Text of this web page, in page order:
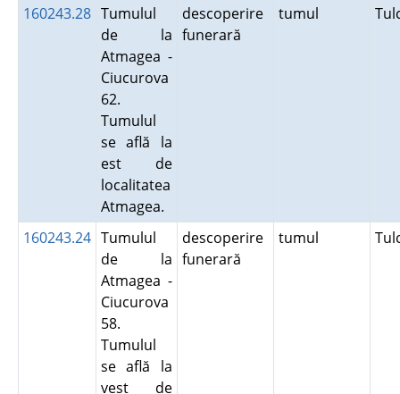
160243.28 Tumulul
de la
Atmagea -
Ciucurova
62.
Tumulul
se află la
est de
localitatea
Atmagea.
descoperire
funerară
tumul
160243.24 Tumulul
de la
Atmagea -
Ciucurova
58.
Tumulul
se află la
vest de
descoperire
funerară
tumul